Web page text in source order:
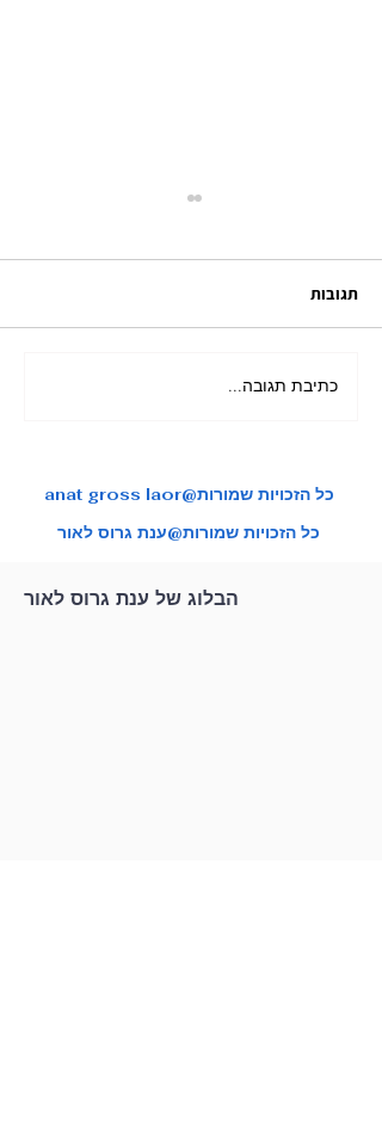
מאורגן ליפן בשלכת בהדרכת
תגובות
כתיבת תגובה...
anat gross laor@כל הזכויות שמורות